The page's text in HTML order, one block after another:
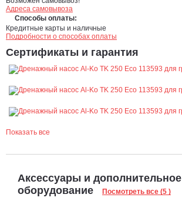
Адреса самовывоза
Способы оплаты:
Кредитные карты и наличные
Подробности о способах оплаты
Сертификаты и гарантия
Показать все
Аксессуары и дополнительное
оборудование
Посмотреть все (5 )